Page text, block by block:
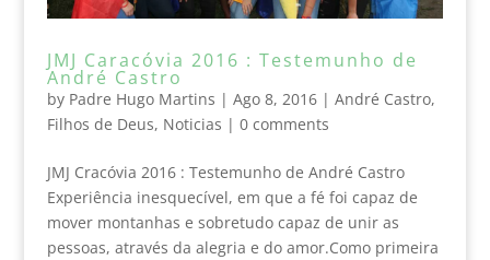
JMJ Caracóvia 2016 : Testemunho de
André Castro
by Padre Hugo Martins | Ago 8, 2016| André Castro,
Filhos de Deus, Noticias | 0 comments
JMJ Cracóvia 2016 : Testemunho de André Castro
Experiência inesquecível, em que a fé foi capaz de
mover montanhas e sobretudo capaz de unir as
pessoas, através da alegria e do amor.Como primeira